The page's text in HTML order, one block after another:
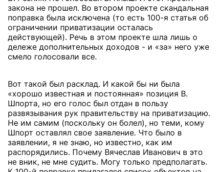
закона не прошел. Во втором проекте скандальная
поправка была исключена (то есть 100-я статья об
ограничении приватизации осталась
действующей). Речь в этом проекте шла лишь о
дележе дополнительных доходов - и «за» него уже
смело голосовали все.
Вот такой был расклад. И какой бы ни была
«хорошо известная и постоянная» позиция В.
Шпорта, но его голос был отдан в пользу
развязывания рук правительству на приватизацию.
Не им самим (поскольку он болел), но теми, кому
Шпорт оставлял свое заявление. Что было в
заявлении, я не знаю, но известно, как им
распорядились. Почему Вячеслав Иванович в это
не вник, не мне судить. Могу только предполагать.